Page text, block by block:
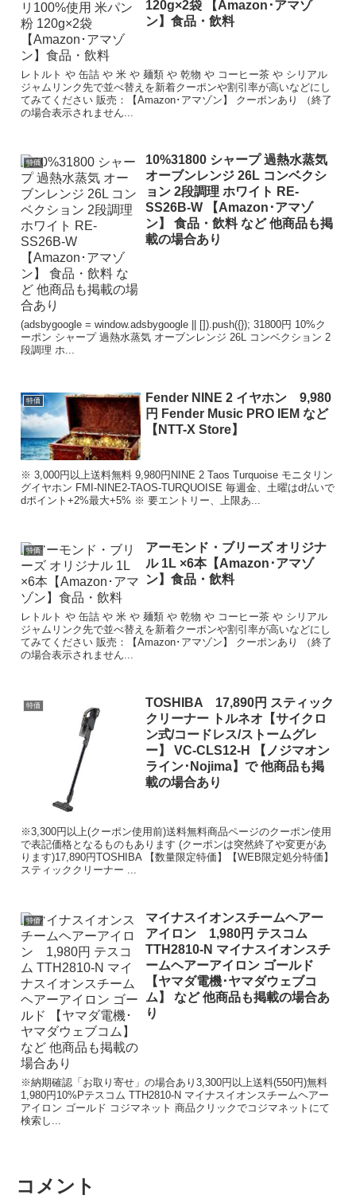
120g×2袋 【Amazon･アマゾ
ン】食品・飲料
レトルト や 缶詰 や 米 や 麺類 や 乾物 や コーヒー茶 や シリアル
ジャムリンク先で並べ替えを新着クーポンや割引率が高いなどにし
てみてください 販売：【Amazon･アマゾン】 クーポンあり （終了
の場合表示されません...
特価
10%31800 シャープ 過熱水蒸気
オーブンレンジ 26L コンベクシ
ョン 2段調理 ホワイト RE-
SS26B-W 【Amazon･アマゾ
ン】 食品・飲料 など 他商品も掲
載の場合あり
(adsbygoogle = window.adsbygoogle || []).push({}); 31800円 10%ク
ーポン シャープ 過熱水蒸気 オーブンレンジ 26L コンベクション 2
段調理 ホ...
特価
Fender NINE 2 イヤホン 9,980
円 Fender Music PRO IEM など
【NTT-X Store】
※ 3,000円以上送料無料 9,980円NINE 2 Taos Turquoise モニタリン
グイヤホン FMI-NINE2-TAOS-TURQUOISE 毎週金、土曜はd払いで
dポイント+2%最大+5% ※ 要エントリー、上限あ...
特価
アーモンド・ブリーズ オリジナ
ル 1L ×6本【Amazon･アマゾ
ン】食品・飲料
レトルト や 缶詰 や 米 や 麺類 や 乾物 や コーヒー茶 や シリアル
ジャムリンク先で並べ替えを新着クーポンや割引率が高いなどにし
てみてください 販売：【Amazon･アマゾン】 クーポンあり （終了
の場合表示されません...
特価
TOSHIBA 17,890円 スティック
クリーナー トルネオ【サイクロ
ン式/コードレス/ストームグレ
ー】 VC-CLS12-H 【ノジマオン
ライン･Nojima】で 他商品も掲
載の場合あり
※3,300円以上(クーポン使用前)送料無料商品ページのクーポン使用
で表記価格となるものもあります (クーポンは突然終了や変更があ
ります)17,890円TOSHIBA 【数量限定特価】【WEB限定処分特価】
スティッククリーナー ...
特価
マイナスイオンスチームヘアー
アイロン 1,980円 テスコム
TTH2810-N マイナスイオンスチ
ームヘアーアイロン ゴールド
【ヤマダ電機･ヤマダウェブコ
ム】 など 他商品も掲載の場合あ
り
※納期確認「お取り寄せ」の場合あり3,300円以上送料(550円)無料
1,980円10%Pテスコム TTH2810-N マイナスイオンスチームヘアー
アイロン ゴールド コジマネット 商品クリックでコジマネットにて
検索し...
コメント